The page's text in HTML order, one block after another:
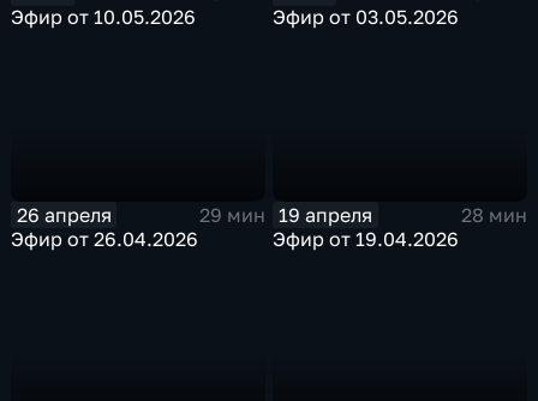
Эфир от 10.05.2026
Эфир от 03.05.2026
26 апреля
29 мин
Эфир от 26.04.2026
19 апреля
28 мин
Эфир от 19.04.2026